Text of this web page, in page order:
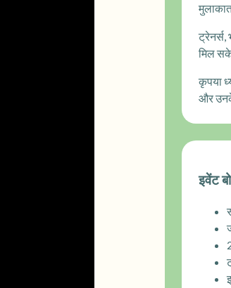
मिल
कृपया
और उनके
इवेंट